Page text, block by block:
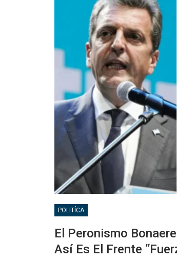
POLITÍCA
El Peronismo
Así Es El Frente